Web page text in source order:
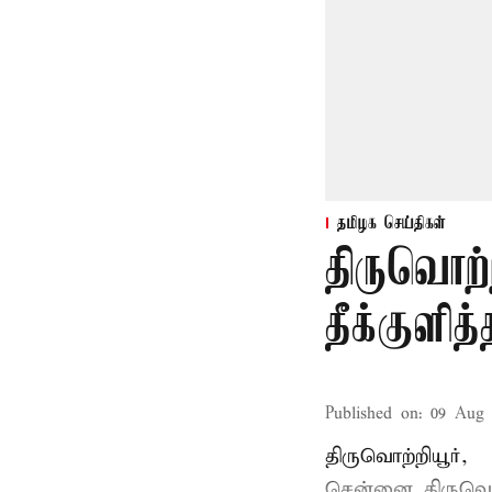
தமிழக செய்திகள்
Published on: 09 Aug
திருவொற்றியூர்,